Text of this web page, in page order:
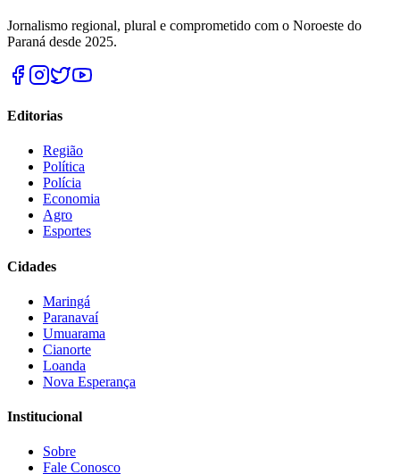
Jornalismo regional, plural e comprometido com o Noroeste do
Paraná desde 2025.
Editorias
Região
Política
Polícia
Economia
Agro
Esportes
Cidades
Maringá
Paranavaí
Umuarama
Cianorte
Loanda
Nova Esperança
Institucional
Sobre
Fale Conosco